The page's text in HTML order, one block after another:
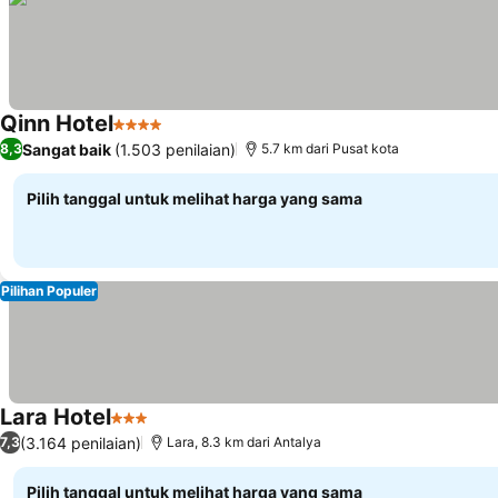
Qinn Hotel4 BintangLihat harga
8,3Sangat baik (1.503 penilaian) 5.7 km dari Pusat kota
Pilih tanggal untuk melihat harga yang sama
Pilihan Populer
Lara Hotel3 BintangLihat harga
7,3(3.164 penilaian) Lara, 8.3 km dari Antalya
Pilih tanggal untuk melihat harga yang sama